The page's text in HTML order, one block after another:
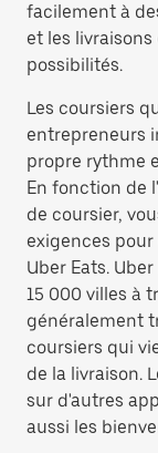
facilement à
et les
possibilités.
Les coursiers
entrepreneurs
propre rythme
En fonction de
de coursier,
exigences
Uber Eats.
15 000 villes à
généralement
coursiers qui
de la livraison.
sur d'autres
aussi les